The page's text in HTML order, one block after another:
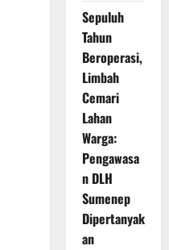
Sepuluh
Tahun
Beroperasi,
Limbah
Cemari
Lahan
Warga:
Pengawasa
n DLH
Sumenep
Dipertanyak
an